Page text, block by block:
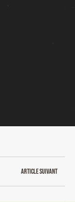
Article suivant